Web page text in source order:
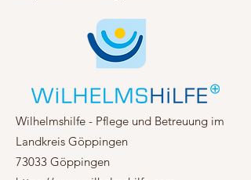
Wilhelmshilfe - Pflege und Betreuung im
Landkreis Göppingen
73033 Göppingen